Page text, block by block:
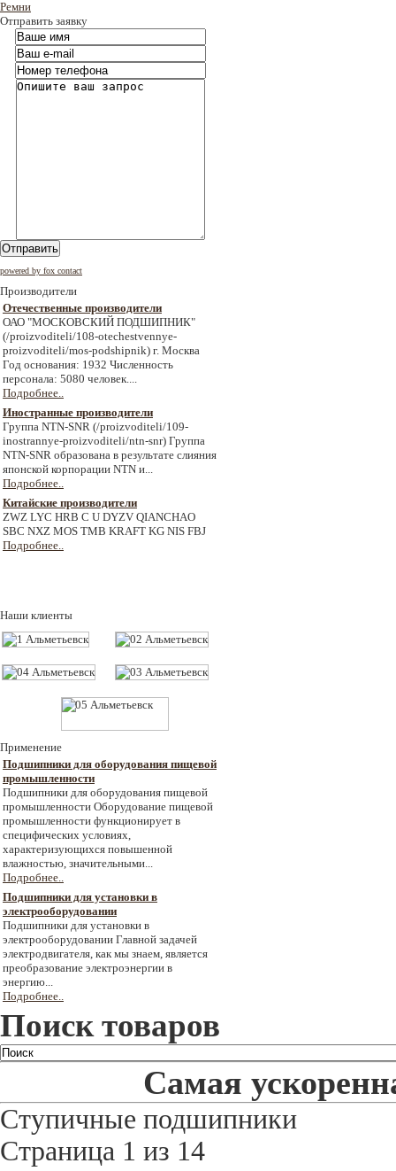
Ремни
Отправить заявку
Отправить
powered by fox contact
Производители
Отечественные производители
ОАО "МОСКОВСКИЙ ПОДШИПНИК"
(/proizvoditeli/108-otechestvennye-
proizvoditeli/mos-podshipnik) г. Москва
Год основания: 1932 Численность
персонала: 5080 человек....
Подробнее..
Иностранные производители
Группа NTN-SNR (/proizvoditeli/109-
inostrannye-proizvoditeli/ntn-snr) Группа
NTN-SNR образована в результате слияния
японской корпорации NTN и...
Подробнее..
Китайские производители
ZWZ LYC HRB C U DYZV QIANCHAO
SBC NXZ MOS TMB KRAFT KG NIS FBJ
Подробнее..
Наши клиенты
Применение
Подшипники для оборудования пищевой
промышленности
Подшипники для оборудования пищевой
промышленности Оборудование пищевой
промышленности функционирует в
специфических условиях,
характеризующихся повышенной
влажностью, значительными...
Подробнее..
Подшипники для установки в
электрооборудовании
Подшипники для установки в
электрооборудовании Главной задачей
электродвигателя, как мы знаем, является
преобразование электроэнергии в
энергию...
Подробнее..
Поиск товаров
Самая
Ступичные подшипники
Страница 1 из 14